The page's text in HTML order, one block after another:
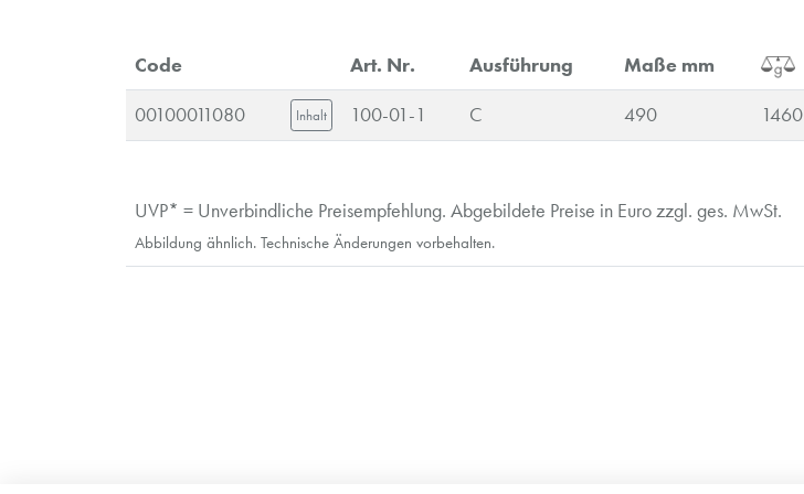
Code Art. Nr. Ausführung Maße mm
00100011080 Inhalt 100-01-1 C 490 1460
UVP* = Unverbindliche Preisempfehlung. Abgebildete Preise in Euro zzgl. ges. MwSt.
Abbildung ähnlich. Technische Änderungen vorbehalten.